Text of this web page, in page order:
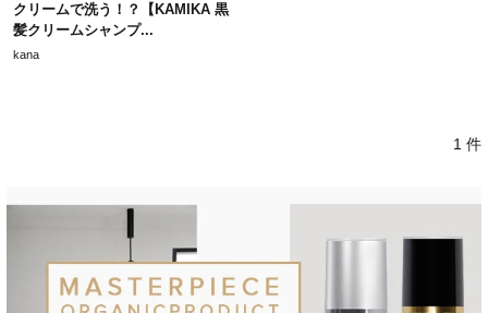
クリームで洗う！？【KAMIKA 黒
髪クリームシャンプ...
kana
1 件